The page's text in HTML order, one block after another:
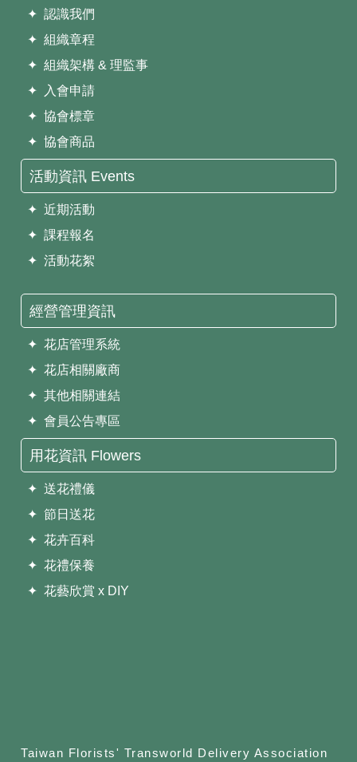
✦ 認識我們
✦ 組織章程
✦ 組織架構 & 理監事
✦ 入會申請
✦ 協會標章
✦ 協會商品
活動資訊 Events
✦ 近期活動
✦ 課程報名
✦ 活動花絮
經營管理資訊
✦ 花店管理系統
✦ 花店相關廠商
✦ 其他相關連結
✦ 會員公告專區
用花資訊 Flowers
✦ 送花禮儀
✦ 節日送花
✦ 花卉百科
✦ 花禮保養
✦ 花藝欣賞 x DIY
Taiwan Florists' Transworld Delivery Association